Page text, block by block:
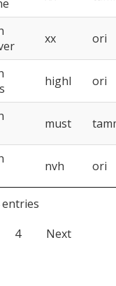
xx ori
highl ori
must
nvh ori
4 Next